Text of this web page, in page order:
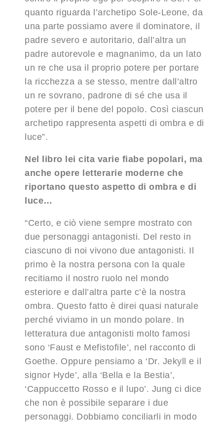
quanto riguarda l’archetipo Sole-Leone, da
una parte possiamo avere il dominatore, il
padre severo e autoritario, dall’altra un
padre autorevole e magnanimo, da un lato
un re che usa il proprio potere per portare
la ricchezza a se stesso, mentre dall’altro
un re sovrano, padrone di sé che usa il
potere per il bene del popolo. Così ciascun
archetipo rappresenta aspetti di ombra e di
luce”.
Nel libro lei cita varie fiabe popolari, ma
anche opere letterarie moderne che
riportano questo aspetto di ombra e di
luce…
“Certo, e ciò viene sempre mostrato con
due personaggi antagonisti. Del resto in
ciascuno di noi vivono due antagonisti. Il
primo è la nostra persona con la quale
recitiamo il nostro ruolo nel mondo
esteriore e dall’altra parte c’è la nostra
ombra. Questo fatto è direi quasi naturale
perché viviamo in un mondo polare. In
letteratura due antagonisti molto famosi
sono ‘Faust e Mefistofile’, nel racconto di
Goethe. Oppure pensiamo a ‘Dr. Jekyll e il
signor Hyde’, alla ‘Bella e la Bestia’,
‘Cappuccetto Rosso e il lupo’. Jung ci dice
che non è possibile separare i due
personaggi. Dobbiamo conciliarli in modo